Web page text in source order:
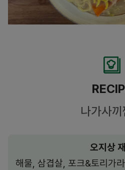
나가사
오지상
해물, 삼겹살, 포크&토리가